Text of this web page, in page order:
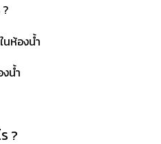
นห้องน้ำ
น้ำ
?